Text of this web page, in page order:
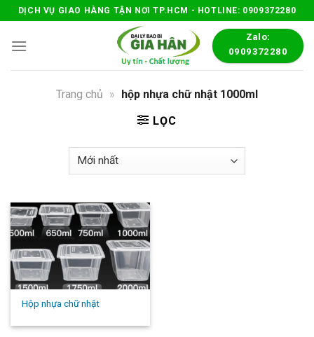
Skip
to
content
DỊCH VỤ GIAO HÀNG TẬN NƠI TP.HCM - HOTLINE: 0909372280
Zalo:
0909372280
Trang chủ » hộp nhựa chữ nhật 1000ml
LỌC
Hộp nhựa chữ nhật